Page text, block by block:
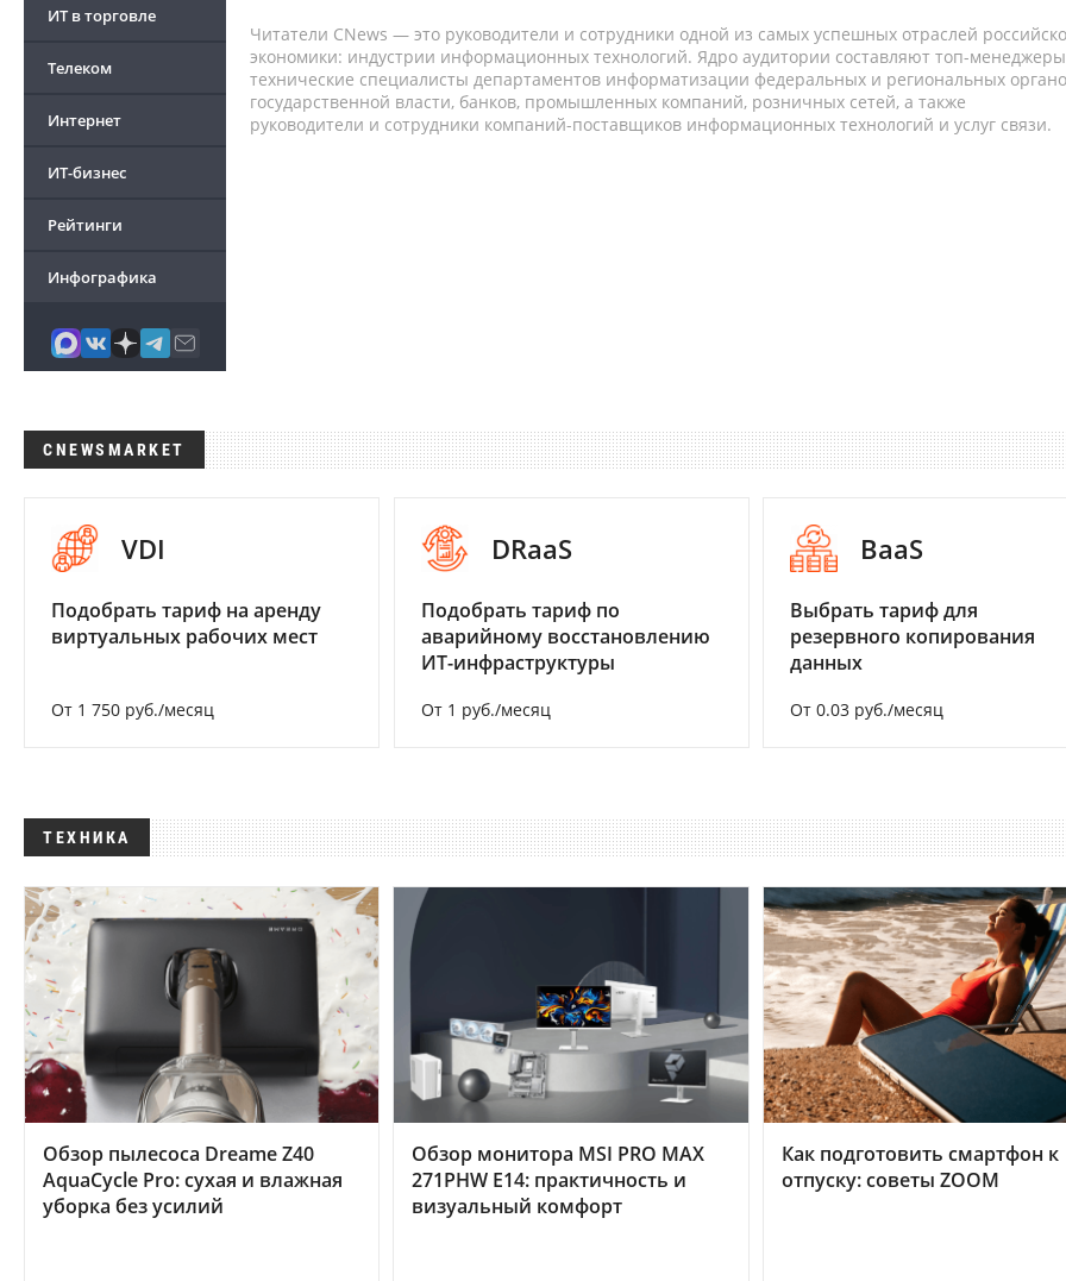
ИТ в торговле
Телеком
Интернет
ИТ-бизнес
Рейтинги
Инфографика
Читатели CNews — это руководители и сотрудники одной из самых успешных отраслей
экономики: индустрии информационных технологий. Ядро аудитории составляют топ-
технические специалисты департаментов информатизации федеральных и региональных
государственной власти, банков, промышленных компаний, розничных сетей, а также
руководители и сотрудники компаний-поставщиков информационных технологий и услуг связи.
CNEWSMARKET
VDI
Подобрать тариф на аренду
виртуальных рабочих мест
От 1 750 руб./месяц
DRaaS
Подобрать тариф по
аварийному восстановлению
ИТ-инфраструктуры
От 1 руб./месяц
BaaS
Выбрать тариф для
резервного копирования
данных
От 0.03 руб./месяц
ТЕХНИКА
Обзор пылесоса Dreame Z40
AquaCycle Pro: сухая и влажная
уборка без усилий
Обзор монитора MSI PRO MAX
271PHW E14: практичность и
визуальный комфорт
Как подготовить смартфон к
отпуску: советы ZOOM